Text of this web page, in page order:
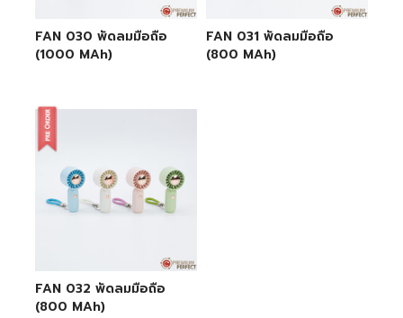
FAN 030 พัดลมมือถือ
(1000 MAh)
FAN 031 พัดลมมือถือ
(800 MAh)
FAN 032 พัดลมมือถือ
(800 MAh)